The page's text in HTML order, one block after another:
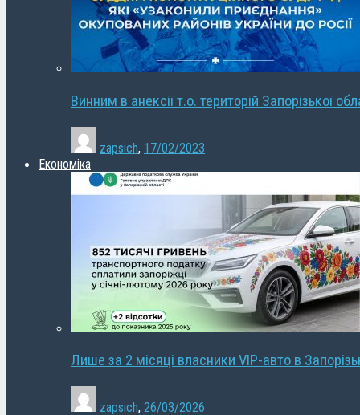
Винним в анексії т.о. територій Запорізької
zapsich, 17/02/2023
Економіка
Лише за 2 місяці власники VIP-авто в
zapsich, 26/03/2026